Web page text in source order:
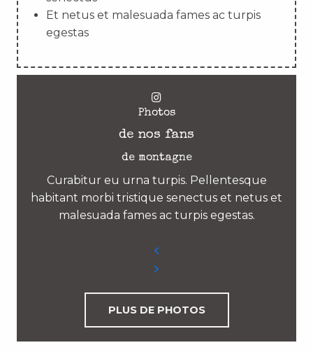
Et netus et malesuada fames ac turpis
egestas
Photos
de nos fans
de montagne
Curabitur eu urna turpis. Pellentesque
habitant morbi tristique senectus et netus et
malesuada fames ac turpis egestas.
PLUS DE PHOTOS